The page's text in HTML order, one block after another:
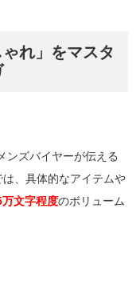
れ」をマスタ
ンズバイヤーが伝える
、具体的なアイテムや
文字程度のボリューム